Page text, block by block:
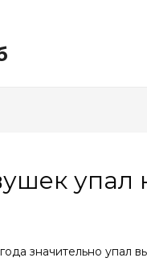
упал
значительно